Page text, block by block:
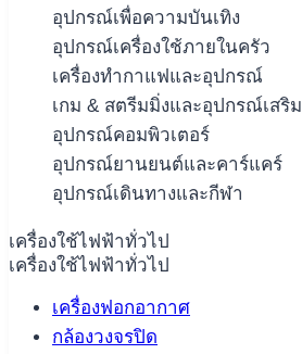
อุปกรณ์เพื่อความบันเทิง
อุปกรณ์เครื่องใช้ภายในครัว
เครื่องทำกาแฟและอุปกรณ์
เกม & สตรีมมิ่งและอุปกรณ์เสริม
อุปกรณ์คอมพิวเตอร์
อุปกรณ์ยานยนต์และคาร์แคร์
อุปกรณ์เดินทางและกีฬา
เครื่องใช้ไฟฟ้าทั่วไป
เครื่องใช้ไฟฟ้าทั่วไป
เครื่องฟอกอากาศ
กล้องวงจรปิด